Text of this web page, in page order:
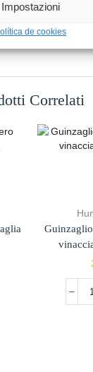
Impostazioni
de cookies
Correlati